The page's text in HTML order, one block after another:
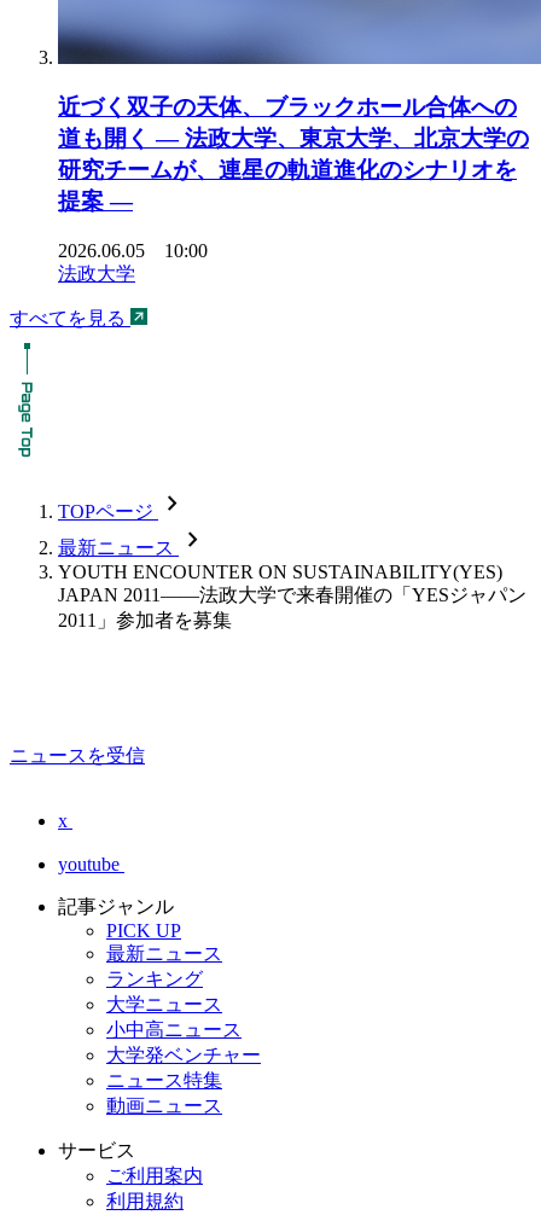
近づく双子の天体、ブラックホール合体への
道も開く ― 法政大学、東京大学、北京大学の
研究チームが、連星の軌道進化のシナリオを
提案 ―
2026.06.05 10:00
法政大学
すべてを見る
TOPページ chevron_forward
最新ニュース chevron_forward
YOUTH ENCOUNTER ON SUSTAINABILITY(YES)
JAPAN 2011――法政大学で来春開催の「YESジャパン
2011」参加者を募集
ニュースを受信
x
youtube
記事ジャンル
PICK UP
最新ニュース
ランキング
大学ニュース
小中高ニュース
大学発ベンチャー
ニュース特集
動画ニュース
サービス
ご利用案内
利用規約